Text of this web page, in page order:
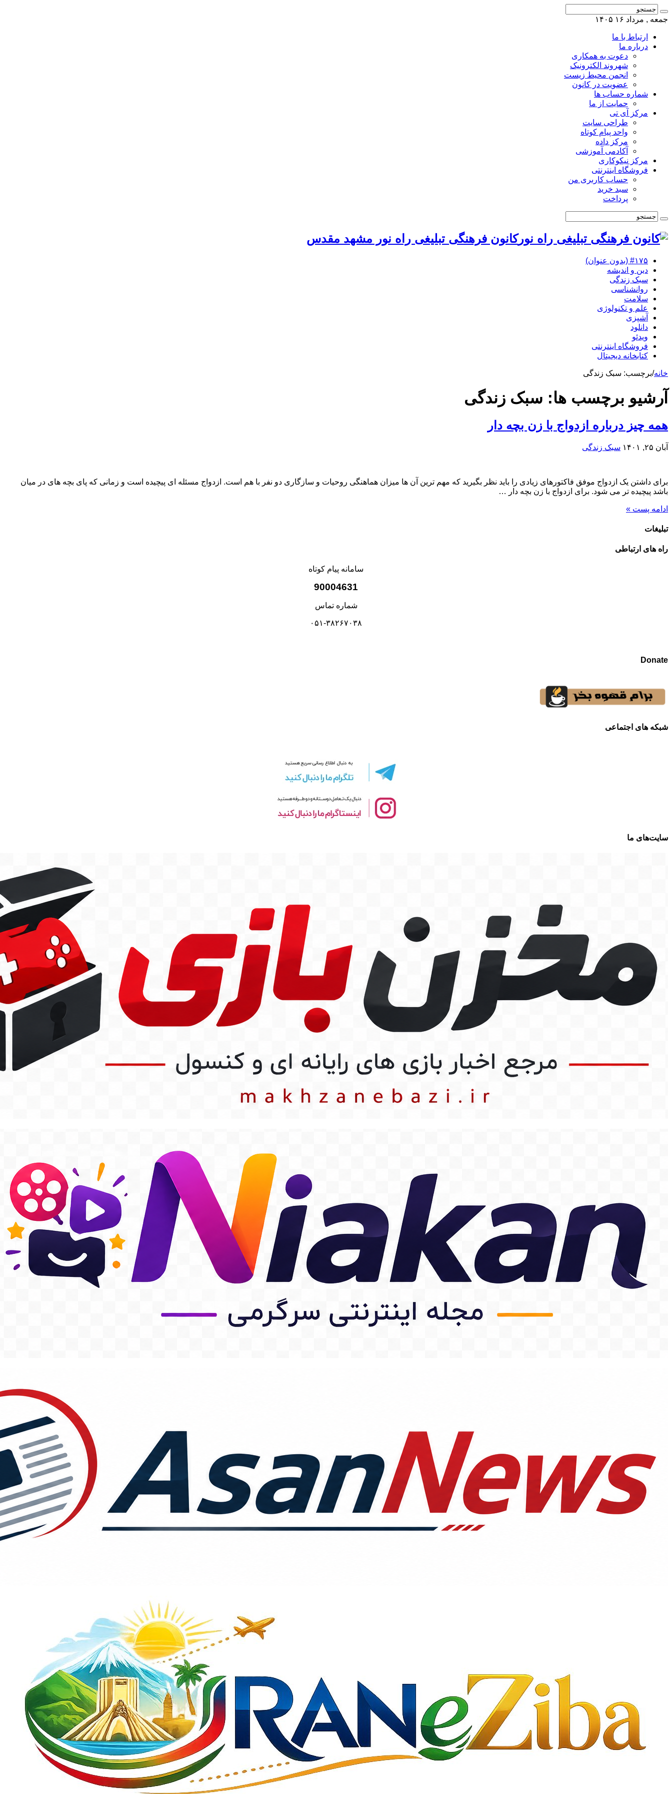
جمعه , مرداد ۱۶ ۱۴۰۵
ارتباط با ما
درباره ما
دعوت به همکاری
شهروند الکترونیک
انجمن محیط زیست
عضویت در کانون
شماره حساب ها
حمایت از ما
مرکز آی تی
طراحی سایت
واحد پیام کوتاه
مرکز داده
آکادمی آموزشی
مرکز نیکوکاری
فروشگاه اینترنتی
حساب کاربری من
سبد خرید
پرداخت
کانون فرهنگی تبلیغی راه نور مشهد مقدس
#۱۷۵ (بدون عنوان)
دین و اندیشه
سبک زندگی
روانشناسی
سلامت
علم و تکنولوژی
آشپزی
دانلود
ویدئو
فروشگاه اینترنتی
کتابخانه دیجیتال
خانه/برچسب: سبک زندگی
آرشیو برچسب ها: سبک زندگی
همه چیز درباره ازدواج با زن بچه دار
آبان ۲۵, ۱۴۰۱ سبک زندگی
برای داشتن یک ازدواج موفق فاکتورهای زیادی را باید نظر بگیرید که مهم ترین آن ها میزان هماهنگی روحیات و سازگاری دو نفر با هم است. ازدواج مسئله ای پیچیده است و زمانی که پای بچه های در میان
باشد پیچیده تر می شود. برای ازدواج با زن بچه دار …
ادامه پست »
تبلیغات
راه های ارتباطی
سامانه پیام کوتاه
90004631
شماره تماس
۰۵۱-۳۸۲۶۷۰۳۸
Donate
شبکه های اجتماعی
سایت‌های ما